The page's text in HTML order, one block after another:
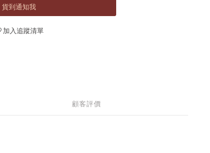
貨到通知我
加入追蹤清單
顧客評價